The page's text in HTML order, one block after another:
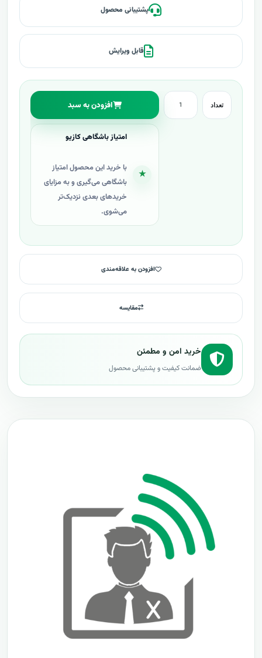
پشتیبانی محصول
قابل ویرایش
تعداد افزودن به سبد
★
امتیاز باشگاهی کازیو
با خرید این محصول امتیاز
باشگاهی می‌گیری و به مزایای
خریدهای بعدی نزدیک‌تر
می‌شوی.
افزودن به علاقه‌مندی
مقایسه
خرید امن و مطمئن
ضمانت کیفیت و پشتیبانی محصول